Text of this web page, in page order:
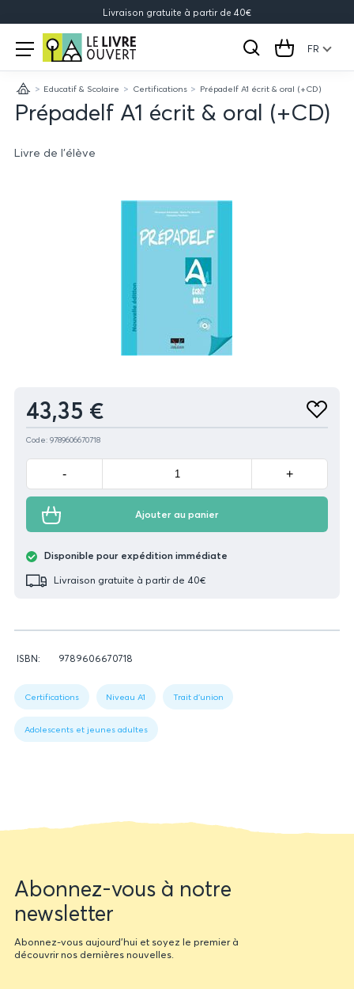
Livraison gratuite à partir de 40€
Le
Livre
Ouvert
Open
menu
Rechercher
Cart FR
AccueilEducatif & Scolaire Certifications Prépadelf A1 écrit & oral (+CD)
Prépadelf A1 écrit & oral (+CD)
Livre de l'élève
Données
livre
ISBN: 9789606670718
1:
Book
data
Certifications Niveau A1 Trait d'union
Adolescents et jeunes adultes
Produit
43,35 €
Ajouter
aux
Code: 9789606670718
Minus
- Plus
+
Ajouter au panier
Disponible pour expédition immédiate
Livraison gratuite à partir de 40€
Newsletter
form
Abonnez-vous à notre
newsletter
Abonnez-vous aujourd'hui et soyez le premier à
découvrir nos dernières nouvelles.